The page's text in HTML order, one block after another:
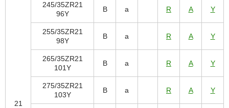
21
245/35ZR21
96Y
B a R A Y
255/35ZR21
98Y
B a R A Y
265/35ZR21
101Y
B a R A Y
275/35ZR21
103Y
B a R A Y